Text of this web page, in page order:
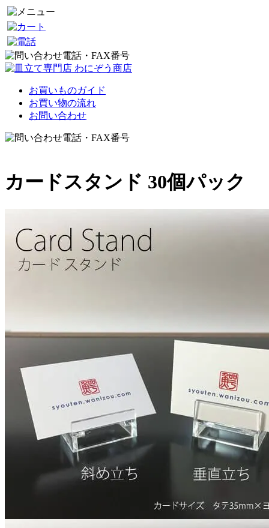
お買いものガイド
お買い物の流れ
お問い合わせ
カードスタンド 30個パック